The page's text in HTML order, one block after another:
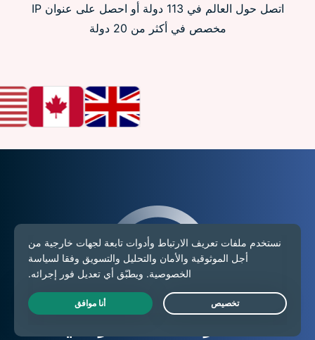
اتصل حول العالم في 113 دولة أو احصل على عنوان IP
مخصص في أكثر من 20 دولة
30
DAY
FOR NEW USERS
لماذا يجدر بك التفكير في Live Chat